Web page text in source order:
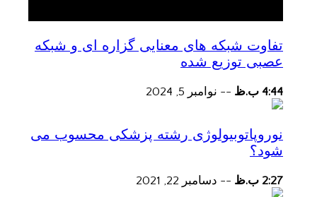
تفاوت شبکه های معنایی گزاره ای و شبکه
عصبی توزیع شده
4:44 ب.ظ -- نوامبر 5, 2024
نوروپاتوبیولوژی رشته پزشکی محسوب می
شود؟
2:27 ب.ظ -- دسامبر 22, 2021